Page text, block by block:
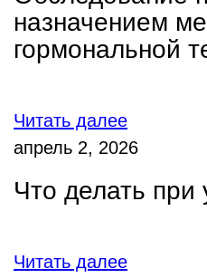
назначением
гормональной
Читать далее
апрель 2, 2026
Что делать при
Читать далее